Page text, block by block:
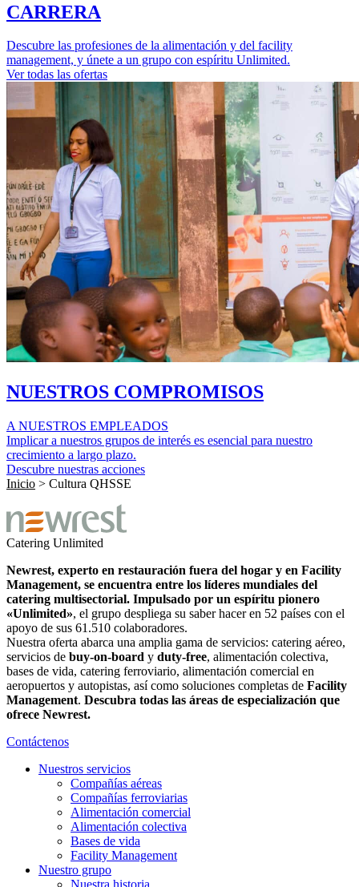
CARRERA
Descubre las profesiones de la alimentación y del facility
management, y únete a un grupo con espíritu Unlimited.
Ver todas las ofertas
NUESTROS COMPROMISOS
A NUESTROS EMPLEADOS
Implicar a nuestros grupos de interés es esencial para nuestro
crecimiento a largo plazo.
Descubre nuestras acciones
Inicio > Cultura QHSSE
Catering Unlimited
Newrest, experto en restauración fuera del hogar y en Facility
Management, se encuentra entre los líderes mundiales del
catering multisectorial. Impulsado por un espíritu pionero
«Unlimited», el grupo despliega su saber hacer en 52 países con el
apoyo de sus 61.510 colaboradores.
Nuestra oferta abarca una amplia gama de servicios: catering aéreo,
servicios de buy-on-board y duty-free, alimentación colectiva,
bases de vida, catering ferroviario, alimentación comercial en
aeropuertos y autopistas, así como soluciones completas de Facility
Management. Descubra todas las áreas de especialización que
ofrece Newrest.
Contáctenos
Nuestros servicios
Compañías aéreas
Compañías ferroviarias
Alimentación comercial
Alimentación colectiva
Bases de vida
Facility Management
Nuestro grupo